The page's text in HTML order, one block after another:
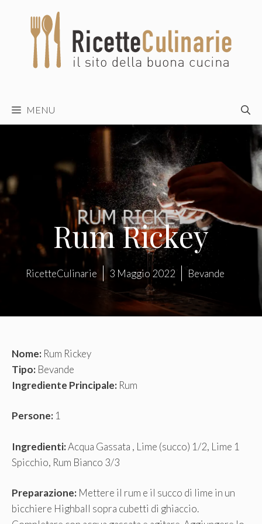
contenuto
MENU
Rum Rickey
RicetteCulinarie 3 Maggio 2022 Bevande
Nome: Rum Rickey
Tipo: Bevande
Ingrediente Principale: Rum
Persone: 1
Ingredienti:Acqua Gassata , Lime (succo) 1/2, Lime 1
Spicchio, Rum Bianco 3/3
Preparazione: Mettere il rum e il succo di lime in un
bicchiere Highball sopra cubetti di ghiaccio.